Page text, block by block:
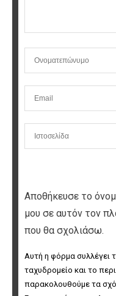
Αποθήκευσε το
μου σε αυτόν τον
που θα σχολιάσω.
Αυτή η φόρμα συλλέγει
ταχυδρομείο και το
παρακολουθούμε τα